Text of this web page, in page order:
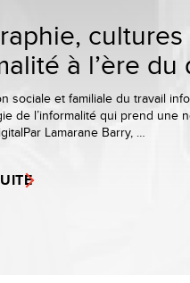
à l’ère du
sociale et familiale du travail
de l’informalité qui prend une
Lamarane Barry, …